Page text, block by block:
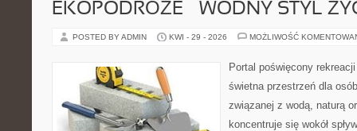
EKOPODRÓŻE – WODNY STYL
POSTED BY ADMIN KWI - 29 - 2026 MOŻLIWOŚĆ
Portal poświęcony
świetna przestrzeń dla
związanej z wodą, naturą
koncentruje się wokół